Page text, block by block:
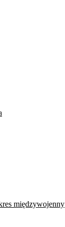
międzywojenny